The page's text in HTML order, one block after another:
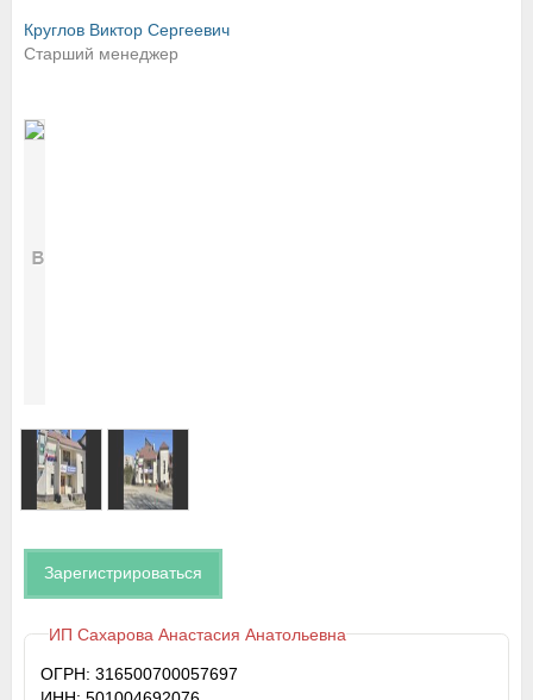
Круглов Виктор Сергеевич
Старший менеджер
Зарегистрироваться
ИП Сахарова Анастасия Анатольевна
ОГРН: 316500700057697